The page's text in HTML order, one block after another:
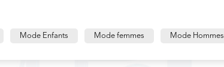
Mode Enfants Mode femmes Mode Hommes